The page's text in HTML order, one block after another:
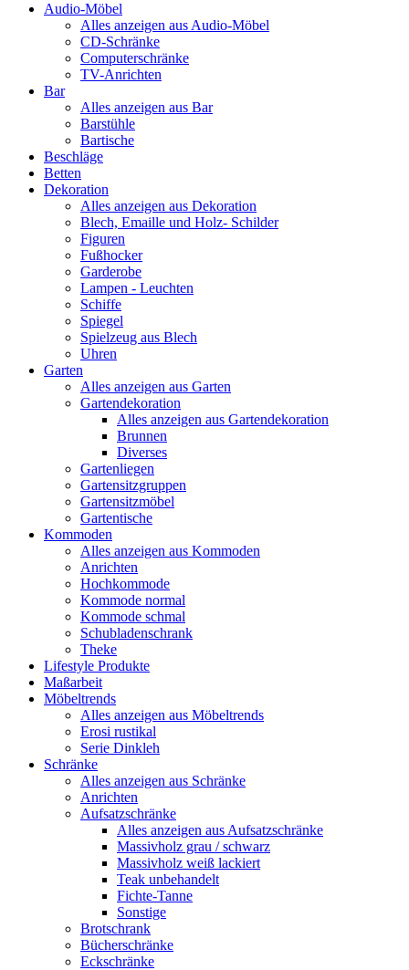
Audio-Möbel
Alles anzeigen aus Audio-Möbel
CD-Schränke
Computerschränke
TV-Anrichten
Bar
Alles anzeigen aus Bar
Barstühle
Bartische
Beschläge
Betten
Dekoration
Alles anzeigen aus Dekoration
Blech, Emaille und Holz- Schilder
Figuren
Fußhocker
Garderobe
Lampen - Leuchten
Schiffe
Spiegel
Spielzeug aus Blech
Uhren
Garten
Alles anzeigen aus Garten
Gartendekoration
Alles anzeigen aus Gartendekoration
Brunnen
Diverses
Gartenliegen
Gartensitzgruppen
Gartensitzmöbel
Gartentische
Kommoden
Alles anzeigen aus Kommoden
Anrichten
Hochkommode
Kommode normal
Kommode schmal
Schubladenschrank
Theke
Lifestyle Produkte
Maßarbeit
Möbeltrends
Alles anzeigen aus Möbeltrends
Erosi rustikal
Serie Dinkleh
Schränke
Alles anzeigen aus Schränke
Anrichten
Aufsatzschränke
Alles anzeigen aus Aufsatzschränke
Massivholz grau / schwarz
Massivholz weiß lackiert
Teak unbehandelt
Fichte-Tanne
Sonstige
Brotschrank
Bücherschränke
Eckschränke